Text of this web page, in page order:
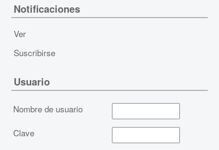
Notificaciones
Ver
Suscribirse
Usuario
Nombre de usuario
Clave